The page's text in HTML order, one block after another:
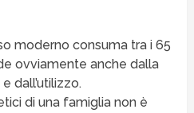
moderno consuma tra i 65
ovviamente anche dalla
dall’utilizzo.
di una famiglia non è